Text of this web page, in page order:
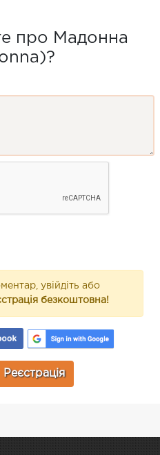
про Мадонна
увійдіть або
безкоштовна!
Реєстрація